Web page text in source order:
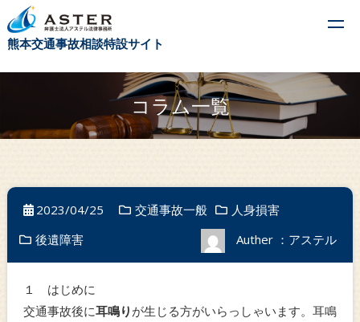
t
g
g
e
g
a
i
熊本交通事故相談特設サイト
コラム一覧
2023/04/25 交通事故一般
人身損害
後遺障害
Auther ：アステル
１ はじめに
交通事故後に耳鳴り が生じる方がいらっしゃいます。耳鳴